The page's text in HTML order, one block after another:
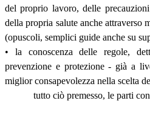
del proprio lavoro, delle
della propria salute anche attraverso
(opuscoli, semplici guide anche su
• la conoscenza delle regole,
prevenzione e protezione - già a
miglior consapevolezza nella scelta
tutto ciò premesso, le parti